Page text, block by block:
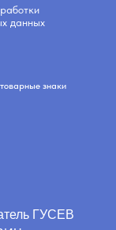
данных
знаки
ГУСЕВ